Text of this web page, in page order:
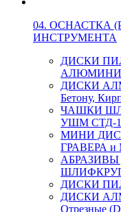
04. ОСНАСТКА
ИНСТРУМЕНТА
ДИСКИ
ДИСКИ
Бетону,
ЧАШКИ
УШМ СТД-
МИНИ
ГРАВЕРА
АБРАЗИВЫ
ДИСКИ
ДИСКИ
Отрезные